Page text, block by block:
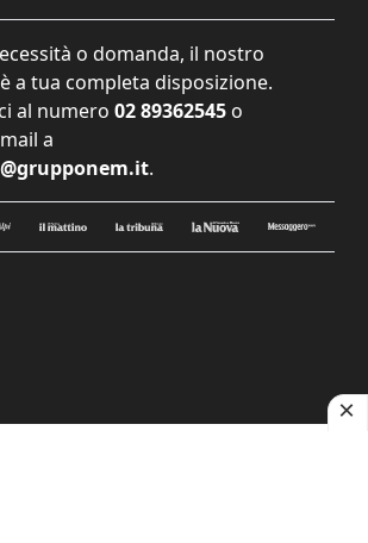
o domanda, il nostro
a tua completa disposizione.
al numero 02 89362545 o
a
.